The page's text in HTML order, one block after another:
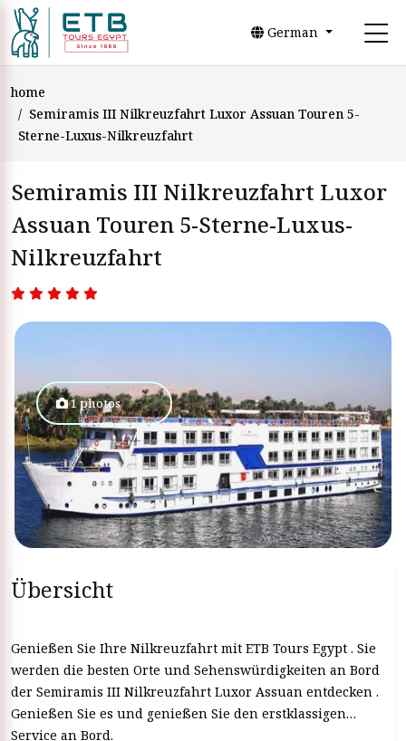
German
home
Semiramis III Nilkreuzfahrt Luxor Assuan Touren 5-
Sterne-Luxus-Nilkreuzfahrt
Semiramis III Nilkreuzfahrt Luxor
Assuan Touren 5-Sterne-Luxus-
Nilkreuzfahrt
1 photos
Übersicht
Genießen Sie Ihre Nilkreuzfahrt mit ETB Tours Egypt . Sie
werden die besten Orte und Sehenswürdigkeiten an Bord
der Semiramis III Nilkreuzfahrt Luxor Assuan entdecken .
Genießen Sie es und genießen Sie den erstklassigen
Service an Bord.